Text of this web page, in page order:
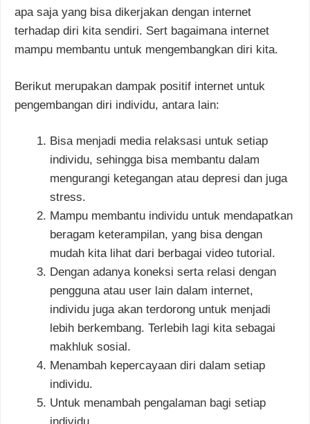
apa saja yang bisa dikerjakan dengan internet
terhadap diri kita sendiri. Sert bagaimana internet
mampu membantu untuk mengembangkan diri kita.
Berikut merupakan dampak positif internet untuk
pengembangan diri individu, antara lain:
Bisa menjadi media relaksasi untuk setiap
individu, sehingga bisa membantu dalam
mengurangi ketegangan atau depresi dan juga
stress.
Mampu membantu individu untuk mendapatkan
beragam keterampilan, yang bisa dengan
mudah kita lihat dari berbagai video tutorial.
Dengan adanya koneksi serta relasi dengan
pengguna atau user lain dalam internet,
individu juga akan terdorong untuk menjadi
lebih berkembang. Terlebih lagi kita sebagai
makhluk sosial.
Menambah kepercayaan diri dalam setiap
individu.
Untuk menambah pengalaman bagi setiap